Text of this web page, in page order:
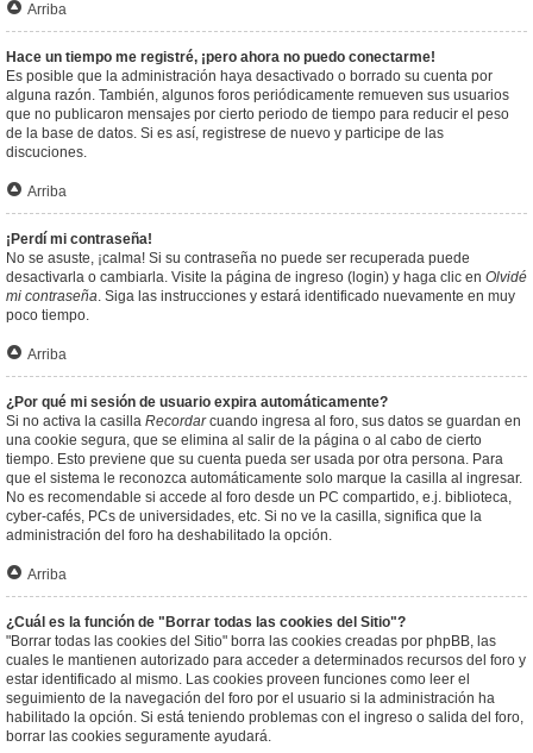
Arriba
Hace un tiempo me registré, ¡pero ahora no puedo conectarme!
Es posible que la administración haya desactivado o borrado su cuenta por
alguna razón. También, algunos foros periódicamente remueven sus usuarios
que no publicaron mensajes por cierto periodo de tiempo para reducir el peso
de la base de datos. Si es así, registrese de nuevo y participe de las
discuciones.
Arriba
¡Perdí mi contraseña!
No se asuste, ¡calma! Si su contraseña no puede ser recuperada puede
desactivarla o cambiarla. Visite la página de ingreso (login) y haga clic en Olvidé
mi contraseña. Siga las instrucciones y estará identificado nuevamente en muy
poco tiempo.
Arriba
¿Por qué mi sesión de usuario expira automáticamente?
Si no activa la casilla Recordarcuando ingresa al foro, sus datos se guardan en
una cookie segura, que se elimina al salir de la página o al cabo de cierto
tiempo. Esto previene que su cuenta pueda ser usada por otra persona. Para
que el sistema le reconozca automáticamente solo marque la casilla al ingresar.
No es recomendable si accede al foro desde un PC compartido, e.j. biblioteca,
cyber-cafés, PCs de universidades, etc. Si no ve la casilla, significa que la
administración del foro ha deshabilitado la opción.
Arriba
¿Cuál es la función de "Borrar todas las cookies del Sitio"?
"Borrar todas las cookies del Sitio" borra las cookies creadas por phpBB, las
cuales le mantienen autorizado para acceder a determinados recursos del foro y
estar identificado al mismo. Las cookies proveen funciones como leer el
seguimiento de la navegación del foro por el usuario si la administración ha
habilitado la opción. Si está teniendo problemas con el ingreso o salida del foro,
borrar las cookies seguramente ayudará.